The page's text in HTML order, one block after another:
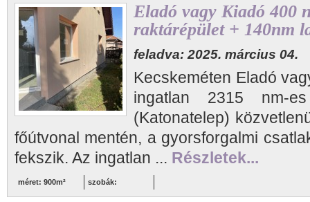
Eladó vagy Kiadó 400
raktárépület + 140nm
feladva: 2025. március 04.
Kecskeméten Eladó
ingatlan 2315 nm-
(Katonatelep)
főútvonal mentén, a gyorsforgalmi
fekszik. Az ingatlan ... Részletek...
méret: 900m² szobák: